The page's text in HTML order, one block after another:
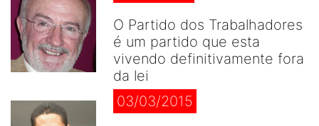
O Partido dos Trabalhadores
é um partido que esta
vivendo definitivamente fora
da lei
03/03/2015